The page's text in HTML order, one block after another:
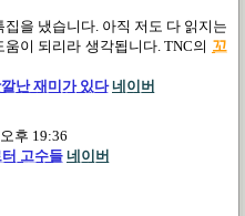
을 냈습니다. 아직 저도 다 읽지는
이 되리라 생각됩니다. TNC의 꼬
난 재미가 있다 네이버
후 19:36
고수들 네이버